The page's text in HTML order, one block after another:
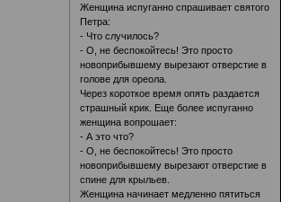
Женщина испуганно спрашивает святого
Петра:
- Что случилось?
- О, не беспокойтесь! Это просто
новоприбывшему вырезают отверстие в
голове для ореола.
Через короткое время опять раздается
страшный крик. Еще более испуганно
женщина вопрошает:
- А это что?
- О, не беспокойтесь! Это просто
новоприбывшему вырезают отверстие в
спине для крыльев.
Женщина начинает медленно пятиться